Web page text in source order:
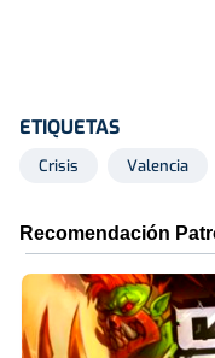
ETIQUETAS
Crisis Valencia